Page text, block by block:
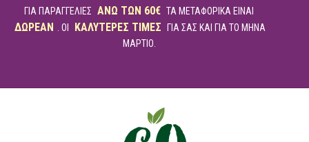
ΓΙΑ ΠΑΡΑΓΓΕΛΙΕΣ ΑΝΩ ΤΩΝ 60€ ΤΑ ΜΕΤΑΦΟΡΙΚΑ ΕΙΝΑΙ
ΔΩΡΕΑΝ . ΟΙ ΚΑΛΥΤΕΡΕΣ ΤΙΜΕΣ
ΓΙΑ ΣΑΣ ΚΑΙ ΓΙΑ ΤΟ ΜΗΝΑ
ΜΑΡΤΙΟ.